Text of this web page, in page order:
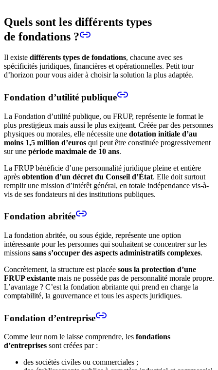
Quels sont les différents types
de fondations ?
Il existe différents types de fondations, chacune avec ses
spécificités juridiques, financières et opérationnelles. Petit tour
d’horizon pour vous aider à choisir la solution la plus adaptée.
Fondation d’utilité publique
La Fondation d’utilité publique, ou FRUP, représente le format le
plus prestigieux mais aussi le plus exigeant. Créée par des personnes
physiques ou morales, elle nécessite une dotation initiale d’au
moins 1,5 million d’euros qui peut être constituée progressivement
sur une période maximale de 10 ans.
La FRUP bénéficie d’une personnalité juridique pleine et entière
après obtention d’un décret du Conseil d’État. Elle doit surtout
remplir une mission d’intérêt général, en totale indépendance vis-à-
vis de ses fondateurs ni des institutions publiques.
Fondation abritée
La fondation abritée, ou sous égide, représente une option
intéressante pour les personnes qui souhaitent se concentrer sur les
missions sans s’occuper des aspects administratifs complexes.
Concrètement, la structure est placée sous la protection d’une
FRUP existante mais ne possède pas de personnalité morale propre.
L’avantage ? C’est la fondation abritante qui prend en charge la
comptabilité, la gouvernance et tous les aspects juridiques.
Fondation d’entreprise
Comme leur nom le laisse comprendre, les fondations
d’entreprises sont créées par :
des sociétés civiles ou commerciales ;